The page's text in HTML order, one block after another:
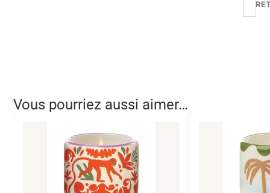
Vous pourriez aussi aimer…